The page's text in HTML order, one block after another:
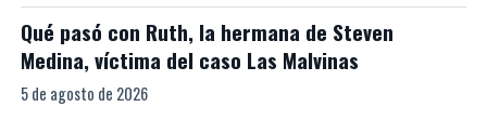
Qué pasó con Ruth, la hermana de Steven
Medina, víctima del caso Las Malvinas
5 de agosto de 2026